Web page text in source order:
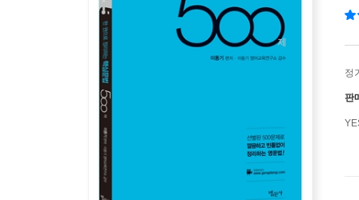
정
판